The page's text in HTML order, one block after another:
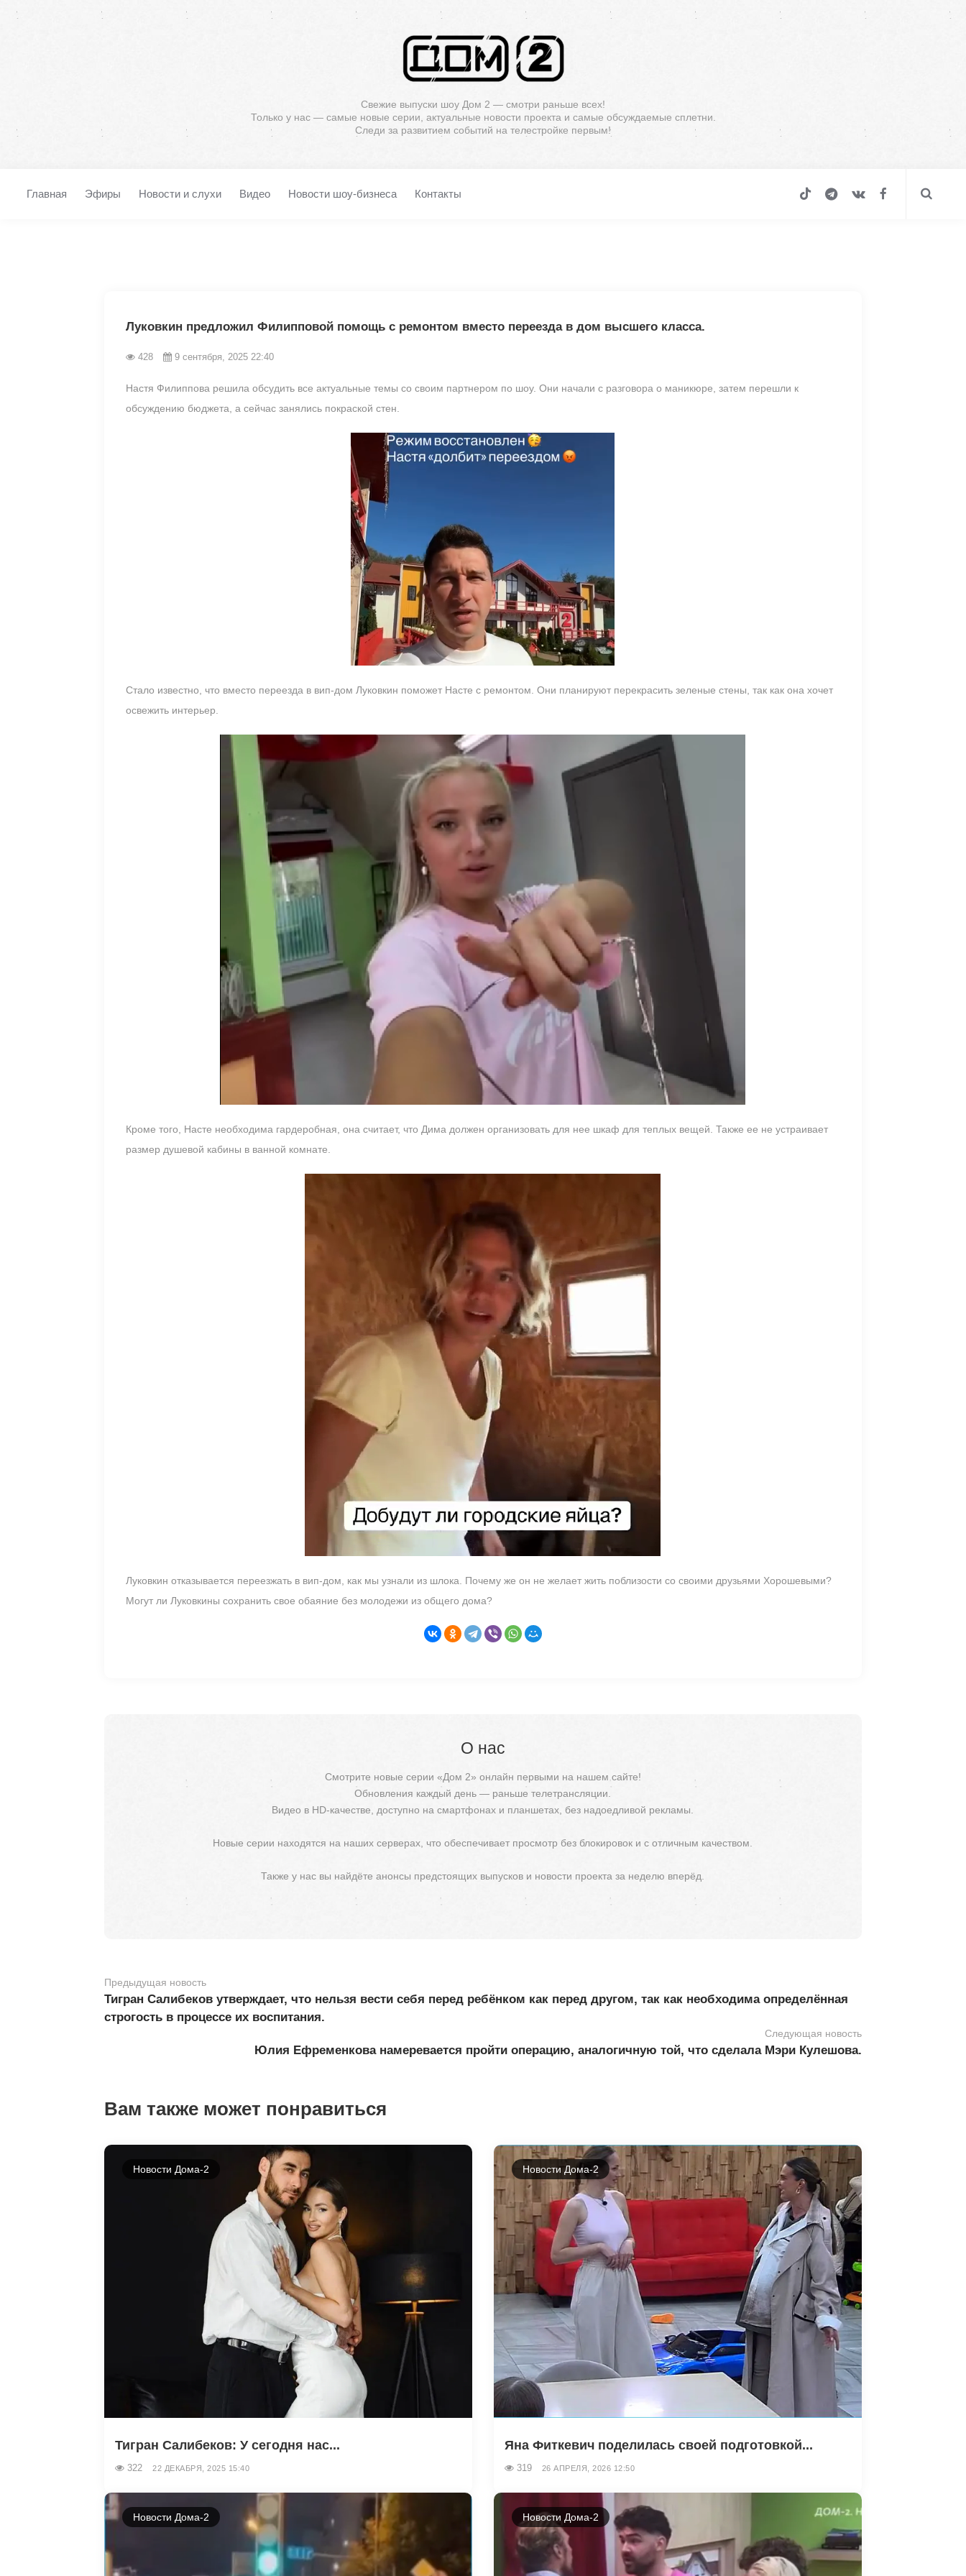
Свежие выпуски шоу Дом 2 — смотри раньше всех!
Только у нас — самые новые серии, актуальные новости проекта и самые обсуждаемые сплетни.
Следи за развитием событий на телестройке первым!
Главная Эфиры Новости и слухи Видео Новости шоу-бизнеса Контакты
Луковкин предложил Филипповой помощь с ремонтом вместо переезда в дом высшего класса.
428 9 сентября, 2025 22:40
Настя Филиппова решила обсудить все актуальные темы со своим партнером по шоу. Они начали с разговора о маникюре, затем перешли к
обсуждению бюджета, а сейчас занялись покраской стен.
Стало известно, что вместо переезда в вип-дом Луковкин поможет Насте с ремонтом. Они планируют перекрасить зеленые стены, так как она хочет
освежить интерьер.
Кроме того, Насте необходима гардеробная, она считает, что Дима должен организовать для нее шкаф для теплых вещей. Также ее не устраивает
размер душевой кабины в ванной комнате.
Луковкин отказывается переезжать в вип-дом, как мы узнали из шлока. Почему же он не желает жить поблизости со своими друзьями Хорошевыми?
Могут ли Луковкины сохранить свое обаяние без молодежи из общего дома?
О нас
Смотрите новые серии «Дом 2» онлайн первыми на нашем сайте!
Обновления каждый день — раньше телетрансляции.
Видео в HD-качестве, доступно на смартфонах и планшетах, без надоедливой рекламы.
Новые серии находятся на наших серверах, что обеспечивает просмотр без блокировок и с отличным качеством.
Также у нас вы найдёте анонсы предстоящих выпусков и новости проекта за неделю вперёд.
Предыдущая новость
Тигран Салибеков утверждает, что нельзя вести себя перед ребёнком как перед другом, так как необходима определённая
строгость в процессе их воспитания.
Следующая новость
Юлия Ефременкова намеревается пройти операцию, аналогичную той, что сделала Мэри Кулешова.
Вам также может понравиться
Новости Дома-2
Тигран Салибеков: У сегодня нас...
322 22 ДЕКАБРЯ, 2025 15:40
Новости Дома-2
Яна Фиткевич поделилась своей подготовкой...
319 26 АПРЕЛЯ, 2026 12:50
Новости Дома-2 Новости Дома-2